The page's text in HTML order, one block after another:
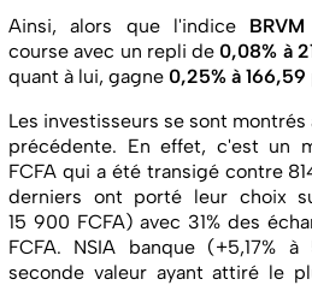
Ainsi, alors que l'indice
course avec un repli de 0,08% à
quant à lui, gagne 0,25% à 166,59
Les investisseurs se sont
précédente. En effet, c'est un
FCFA qui a été transigé contre
derniers ont porté leur choix
15 900 FCFA) avec 31% des
FCFA. NSIA banque (+5,17%
seconde valeur ayant attiré le